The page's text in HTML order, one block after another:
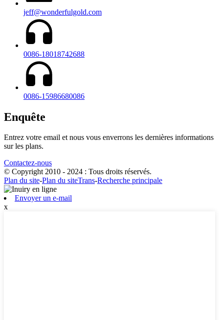
jeff@wonderfulgold.com
0086-18018742688
0086-15986680086
Enquête
Entrez votre email et nous vous enverrons les dernières informations
sur les plans.
Contactez-nous
© Copyright 2010 - 2024 : Tous droits réservés.
Plan du site-Plan du siteTrans-Recherche principale
Envoyer un e-mail
x